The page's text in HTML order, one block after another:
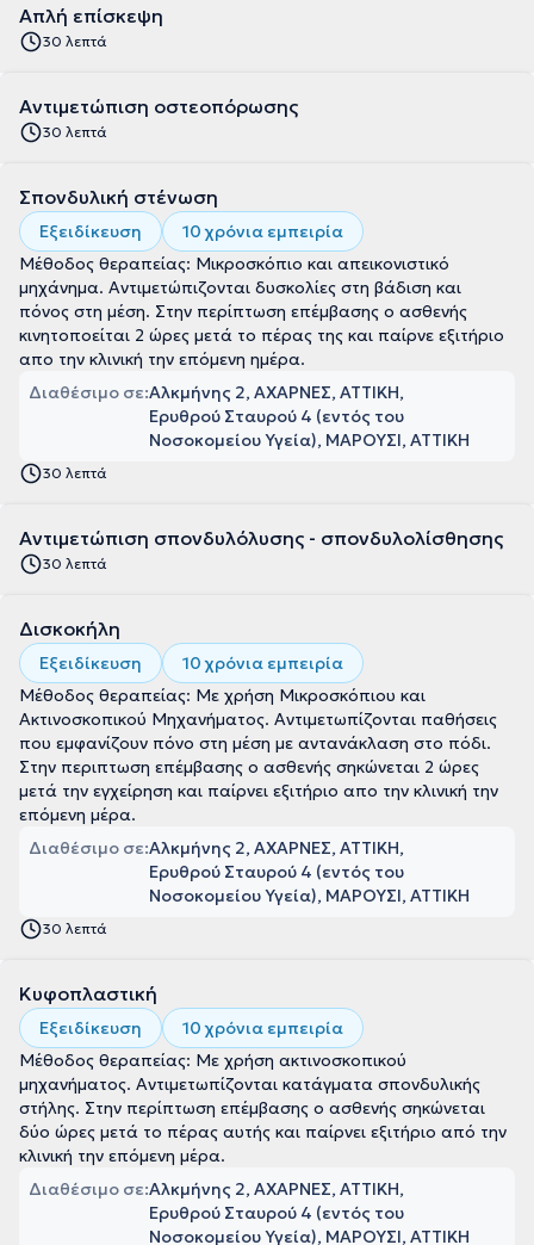
Απλή επίσκεψη
30 λεπτά
Αντιμετώπιση οστεοπόρωσης
30 λεπτά
Σπονδυλική στένωση
Εξειδίκευση
10 χρόνια εμπειρία
Μέθοδος θεραπείας: Μικροσκόπιο και απεικονιστικό
μηχάνημα. Αντιμετώπιζονται δυσκολίες στη βάδιση και
πόνος στη μέση. Στην περίπτωση επέμβασης ο ασθενής
κινητοποείται 2 ώρες μετά το πέρας της και παίρνε εξιτήριο
απο την κλινική την επόμενη ημέρα.
Διαθέσιμο σε:Αλκμήνης 2, ΑΧΑΡΝΕΣ, ΑΤΤΙΚΗ
Ερυθρού Σταυρού 4 (εντός του
Νοσοκομείου Υγεία), ΜΑΡΟΥΣΙ, ΑΤΤΙΚΗ
30 λεπτά
Αντιμετώπιση σπονδυλόλυσης - σπονδυλολίσθησης
30 λεπτά
Δισκοκήλη
Εξειδίκευση
10 χρόνια εμπειρία
Μέθοδος θεραπείας: Με χρήση Μικροσκόπιου και
Ακτινοσκοπικού Μηχανήματος. Αντιμετωπίζονται παθήσεις
που εμφανίζουν πόνο στη μέση με αντανάκλαση στο πόδι.
Στην περιπτωση επέμβασης ο ασθενής σηκώνεται 2 ώρες
μετά την εγχείρηση και παίρνει εξιτήριο απο την κλινική την
επόμενη μέρα.
Διαθέσιμο σε:Αλκμήνης 2, ΑΧΑΡΝΕΣ, ΑΤΤΙΚΗ
Ερυθρού Σταυρού 4 (εντός του
Νοσοκομείου Υγεία), ΜΑΡΟΥΣΙ, ΑΤΤΙΚΗ
30 λεπτά
Κυφοπλαστική
Εξειδίκευση
10 χρόνια εμπειρία
Μέθοδος θεραπείας: Με χρήση ακτινοσκοπικού
μηχανήματος. Αντιμετωπίζονται κατάγματα σπονδυλικής
στήλης. Στην περίπτωση επέμβασης ο ασθενής σηκώνεται
δύο ώρες μετά το πέρας αυτής και παίρνει εξιτήριο από την
κλινική την επόμενη μέρα.
Διαθέσιμο σε:Αλκμήνης 2, ΑΧΑΡΝΕΣ, ΑΤΤΙΚΗ
Ερυθρού Σταυρού 4 (εντός του
Νοσοκομείου Υγεία), ΜΑΡΟΥΣΙ, ΑΤΤΙΚΗ